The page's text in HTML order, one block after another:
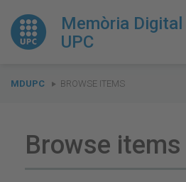
Memòria Digital
UPC
You
MDUPC BROWSE ITEMS
Browse items